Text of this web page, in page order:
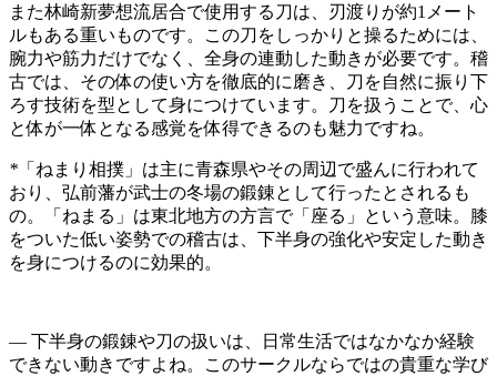
また林崎新夢想流居合で使用する刀は、刃渡りが約1メート
ルもある重いものです。この刀をしっかりと操るためには、
腕力や筋力だけでなく、全身の連動した動きが必要です。稽
古では、その体の使い方を徹底的に磨き、刀を自然に振り下
ろす技術を型として身につけています。刀を扱うことで、心
と体が一体となる感覚を体得できるのも魅力ですね。
* 「ねまり相撲」は主に青森県やその周辺で盛んに行われて
おり、弘前藩が武士の冬場の鍛錬として行ったとされるも
の。「ねまる」は東北地方の方言で「座る」という意味。膝
をついた低い姿勢での稽古は、下半身の強化や安定した動き
を身につけるのに効果的。
― 下半身の鍛錬や刀の扱いは、日常生活ではなかなか経験
できない動きですよね。このサークルならではの貴重な学び